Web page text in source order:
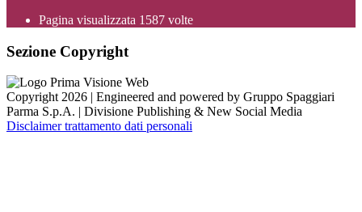
Pagina visualizzata 1587 volte
Sezione Copyright
Copyright 2026 | Engineered and powered by Gruppo Spaggiari
Parma S.p.A. | Divisione Publishing & New Social Media
Disclaimer trattamento dati personali